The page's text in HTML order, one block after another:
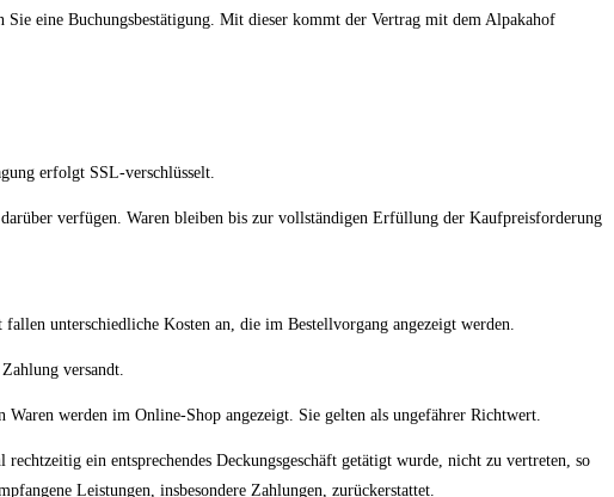
eine Buchungsbestätigung. Mit dieser kommt der Vertrag mit dem Alpakahof
erfolgt SSL-verschlüsselt.
verfügen. Waren bleiben bis zur vollständigen Erfüllung der Kaufpreisforderung
unterschiedliche Kosten an, die im Bestellvorgang angezeigt werden.
versandt.
werden im Online-Shop angezeigt. Sie gelten als ungefährer Richtwert.
ein entsprechendes Deckungsgeschäft getätigt wurde, nicht zu vertreten, so
Leistungen, insbesondere Zahlungen, zurückerstattet.